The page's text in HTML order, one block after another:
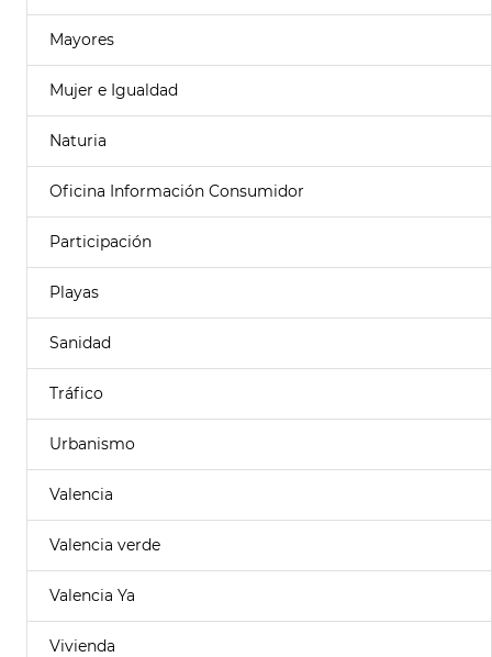
Mayores
Mujer e Igualdad
Naturia
Oficina Información Consumidor
Participación
Playas
Sanidad
Tráfico
Urbanismo
Valencia
Valencia verde
Valencia Ya
Vivienda